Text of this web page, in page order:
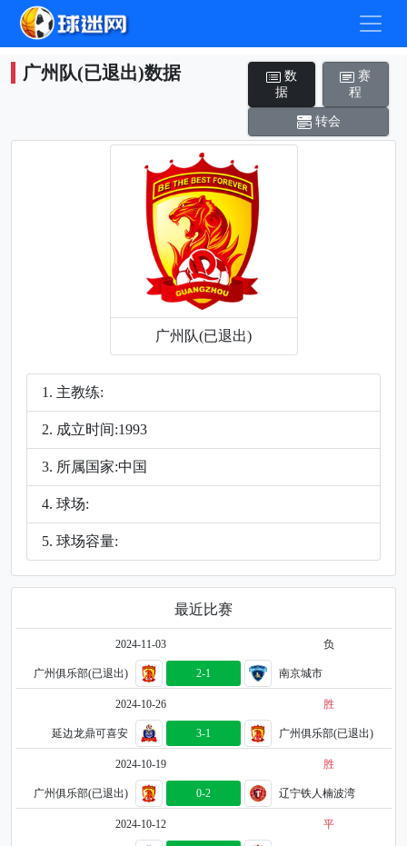
广州队(已退出)数据
数
据
赛
程
转会
广州队(已退出)
主教练:
成立时间:1993
所属国家:中国
球场:
球场容量:
最近比赛
2024-11-03 负
广州俱乐部(已退出) 2-1 南京城市
2024-10-26 胜
延边龙鼎可喜安 3-1 广州俱乐部(已退出)
2024-10-19 胜
广州俱乐部(已退出) 0-2 辽宁铁人楠波湾
2024-10-12 平